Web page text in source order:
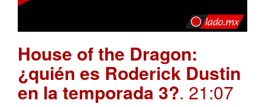
House of the Dragon:
¿quién es Roderick Dustin
en la temporada 3?. 21:07